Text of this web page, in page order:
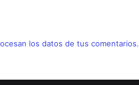
los datos de tus comentarios.